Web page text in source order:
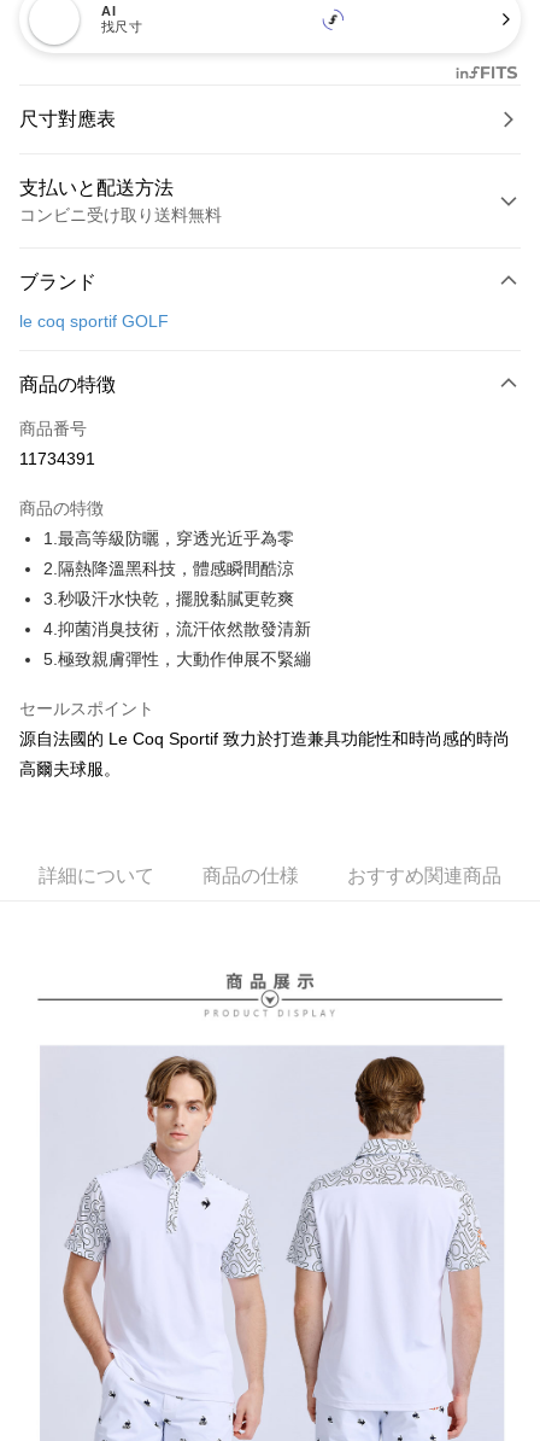
AI
找尺寸
尺寸對應表
支払いと配送方法
コンビニ受け取り送料無料
クレジットカード1回払い
LINE Pay
Apple Pay
Easy Wallet
OP Pay Later
説明
【OP Pay Later 使用説明】
1. 本サービスは台湾大哥大によって提供され、台湾大哥大のユーザーは追
加の申請なしで即時に利用可能です。
的に OP Pay Later の取引プロセスに移行し、携帯番号を確認後、分割払
いの回数や支払い期限を選択し、支払いを確認すると取引が完了します。
3. 実際の承認額、分割回数および費用については、後続の取引確認ページ
を基準とします。
2. SMSのリンクを通じて請求書を開いた後、「コンビニバーコード／台湾
大直営店舗／銀行振込／街口支払い／iPASS MONEY」などのチャネルで
1. 本サービスは「台湾大哥大株式会社」（以下「当社」といいます）によ
って提供され、ユーザーが取引時に本サービスを通じて商品やサービスを
購入できるようにし、店舗が売買／分割払い売買の債権を当社に譲渡した
後、契約に基づいて当社の請求書で帳款を支払うことになります。
2. 「OP Pay Later」を利用する契約関係の目的から、店舗はあなたの個人
情報（名前、電話または住所を含む）を台湾大哥大に提供し、収集、処理
および利用するために、当社があなた本人と分割請求書に必要な情報の確
認、照合および修正を行います。
3. 完全なユーザーサービス規約については、以下のリンクを参照してくだ
さい：
https://oppay.tw/userRule
AFTEE代金後払い
説明
1.お支払い方法でAFTEE代金後払いを選択すると、携帯電話認証ウィンド
ウが表示されます。
2.SMSで認証してお支払い手続を進めてください。
3.注文するときのお支払いは不要です。商品はご指定の住所に配送されま
5.商品受け取り時のお支払いは不要です。商品を確かめてから、SMSまた
はアプリの通知に従って、4大コンビニ、またはATM/オンラインバンキン
リをダウンロードして AFTEE 会員になるとお支払い期限を最長 45 日以内
まで延長できます。
とに計算されます。AFTEEで注文すると、商品を受け取るまで支払い期限
を延長できますが、商品を期限内に受け取れない場合があります（例：予
約商品や商品到着日が比較的遅い商品）。そのため、商品到着の有無に関
わらず、AFTEEで指定された期限内にお支払いください。
二、支払い限度額
1.初回 AFTEEを ご利用の際に、認証結果及び当社の審査の結果に基づ
き、限度額が設定されます。
2.決済金額は最低NT$20です。
3.現在、台湾の会員のみご利用いただけます。
三、利用規約「AFTEE代金後払い」（以下当サービスという）はネットプ
ロテクションズ（以下 AFTEE という）が提供し、AFTEEが代金を徴収し
ます。当サービスご利用の際に提供しなければならない個人情報（注文者
の氏名、電話番号、受取人の氏名、電話番号、受取人住所を含むがこれに
限らない）は、AFTEEに渡され当サービスで必要な範囲内で利用されま
す。AFTEEの個人情報の収集、処理、利用について、詳細はAFTEE公式ホ
ームページの『個人情報の収集、処理及び利用に関する声明』をご参照く
ATM払い
配送方法
付款後全家取貨
送料無料
付款後7-11取貨
送料無料
送料無料
離島宅配
ブランド
le coq sportif GOLF
商品の特徴
商品番号
11734391
商品の特徴
1.最高等級防曬，穿透光近乎為零
2.隔熱降溫黑科技，體感瞬間酷涼
3.秒吸汗水快乾，擺脫黏膩更乾爽
4.抑菌消臭技術，流汗依然散發清新
5.極致親膚彈性，大動作伸展不緊繃
セールスポイント
源自法國的 Le Coq Sportif 致力於打造兼具功能性和時尚感的時尚
高爾夫球服。
詳細について 商品の仕様 おすすめ関連商品